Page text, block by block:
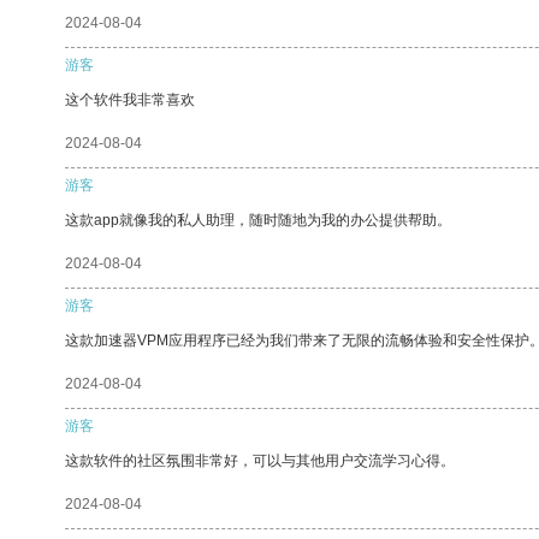
2024-08-04
游客
这个软件我非常喜欢
2024-08-04
游客
这款app就像我的私人助理，随时随地为我的办公提供帮助。
2024-08-04
游客
这款加速器VPM应用程序已经为我们带来了无限的流畅体验和安全性保护
2024-08-04
游客
这款软件的社区氛围非常好，可以与其他用户交流学习心得。
2024-08-04